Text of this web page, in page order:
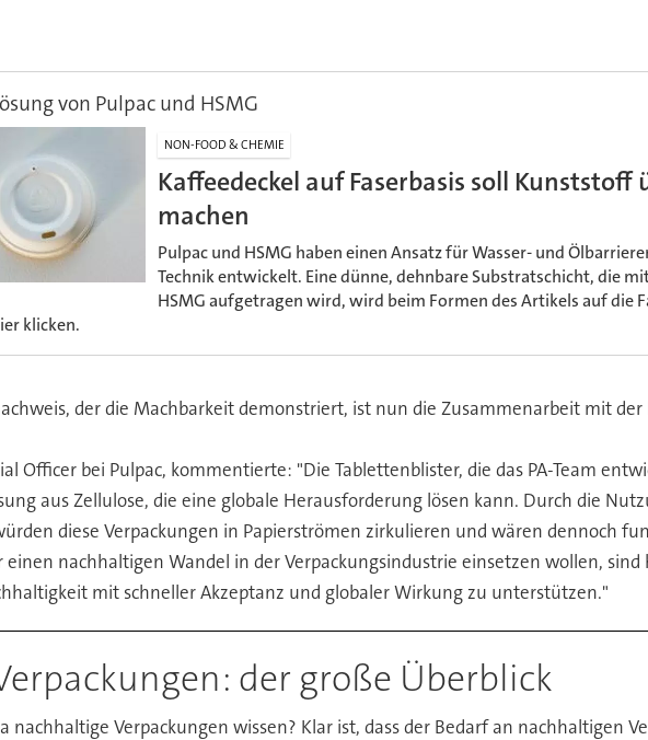
von Pulpac und HSMG
NON-FOOD & CHEMIE
Kaffeedeckel auf Faserbasis soll Kunststoff
machen
Pulpac und HSMG haben einen Ansatz für Wasser- und
Technik entwickelt. Eine dünne, dehnbare Substratschicht, die
HSMG aufgetragen wird, wird beim Formen des Artikels auf die
klicken.
der die Machbarkeit demonstriert, ist nun die Zusammenarbeit mit
Officer bei Pulpac, kommentierte: "Die Tablettenblister, die das PA-Team
aus Zellulose, die eine globale Herausforderung lösen kann. Durch die
diese Verpackungen in Papierströmen zirkulieren und wären dennoch
nachhaltigen Wandel in der Verpackungsindustrie einsetzen wollen,
mit schneller Akzeptanz und globaler Wirkung zu unterstützen."
der große Überblick
nachhaltige Verpackungen wissen? Klar ist, dass der Bedarf an nachhaltigen